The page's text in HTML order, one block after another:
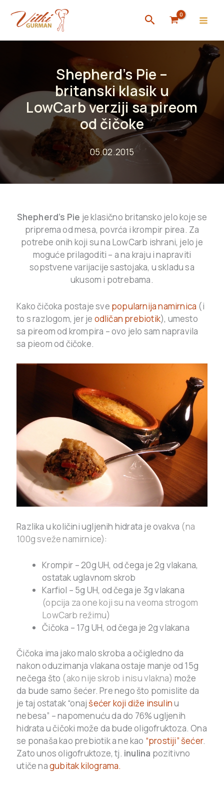
content
Search
Shepherd’s Pie –
britanski klasik u
LowCarb verziji sa pireom
od čičoke
05.02.2015
Shepherd’s Pie je klasično britansko jelo koje se
priprema od mesa, povrća i krompir pirea. Za
potrebe onih koji su na LowCarb ishrani, jelo je
moguće prilagoditi – a na kraju i napraviti
sopstvene varijacije sastojaka, u skladu sa
ukusom i potrebama.
Kako čičoka postaje sve popularnija namirnica (i
to s razlogom, jer je odličan prebiotik), umesto
sa pireom od krompira – ovo jelo sam napravila
sa pieom od čičoke.
Razlika u količini ugljenih hidrata je ovakva (na
100g sveže namirnice):
Krompir – 20g UH, od čega je 2g vlakana,
ostatak uglavnom skrob
Karfiol – 5g UH, od čega je 3g vlakana
(opcija za one koji su na veoma strogom
LowCarb režimu)
Čičoka – 17g UH, od čega je 2g vlakana
Čičoka ima jako malo skroba a očigledno da
nakon oduzimanja vlakana ostaje manje od 15g
nečega što (ako nije skrob i nisu vlakna) može
da bude samo šećer. Pre nego što pomislite da
je taj ostatak “onaj šećer koji diže insulinu
nebesa” – napomenuću da do 76% ugljenih
hidrata u čičoki može da bude oligofruktoza. Ona
se ponaša kao prebiotik a ne kao “prostiji” šećer.
Zato unos oligofruktoze, tj. inulina pozitivno
utiče nagubitak kilograma.